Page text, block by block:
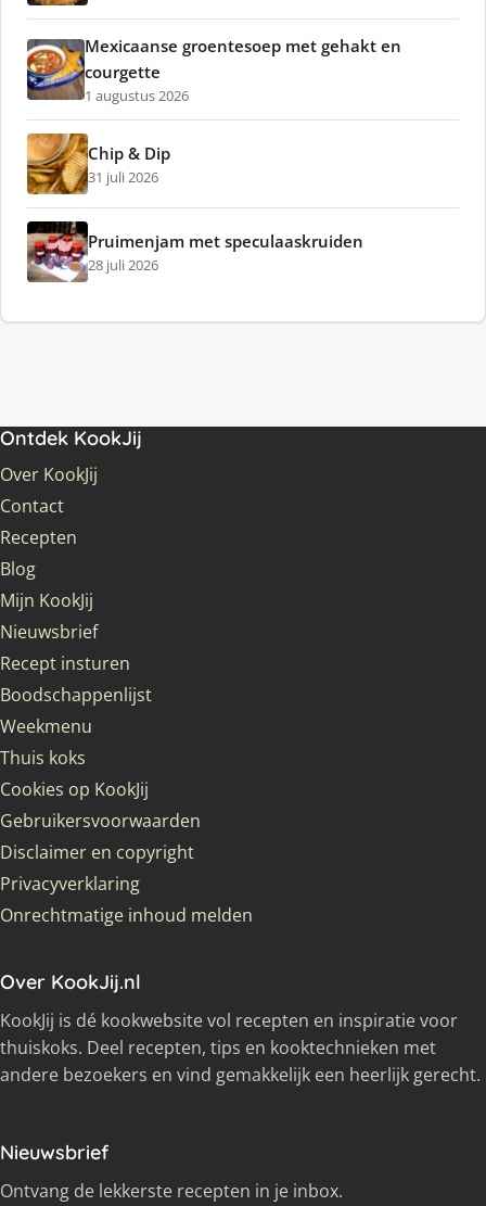
Mexicaanse groentesoep met gehakt en
courgette
1 augustus 2026
Chip & Dip
31 juli 2026
Pruimenjam met speculaaskruiden
28 juli 2026
Ontdek KookJij
Over KookJij
Contact
Recepten
Blog
Mijn KookJij
Nieuwsbrief
Recept insturen
Boodschappenlijst
Weekmenu
Thuis koks
Cookies op KookJij
Gebruikersvoorwaarden
Disclaimer en copyright
Privacyverklaring
Onrechtmatige inhoud melden
Over KookJij.nl
KookJij is dé kookwebsite vol recepten en inspiratie voor
thuiskoks. Deel recepten, tips en kooktechnieken met
andere bezoekers en vind gemakkelijk een heerlijk gerecht.
Nieuwsbrief
Ontvang de lekkerste recepten in je inbox.